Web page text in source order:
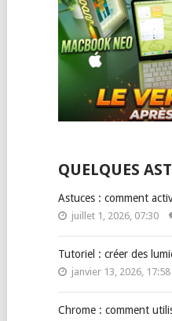
QUELQUES
Astuces : comment
juillet 1, 2026, 07:30
Tutoriel : créer des
janvier 13, 2026, 17:58
Chrome : comment